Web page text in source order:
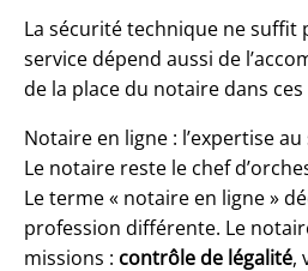
La sécurité technique ne suffit
service dépend aussi de
de la place du notaire dans
Notaire en ligne : l’expertise
Le notaire reste le chef
Le terme « notaire en ligne »
profession différente. Le
missions : contrôle de légalité,